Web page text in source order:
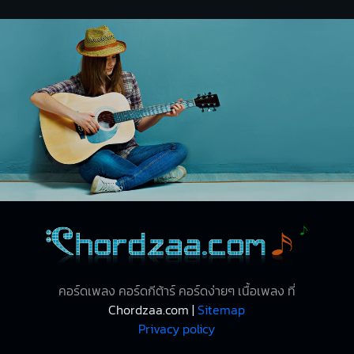
คอร์ดเพลง คอร์ดกีต้าร์ คอร์ดง่ายๆ เนื้อเพลง ที่
Chordzaa.com |Sitemap
Privacy policy